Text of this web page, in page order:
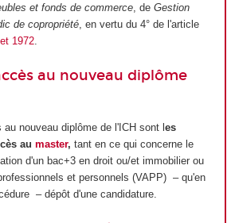
et fonds de commerce, de Gestion
de copropriété, en vertu du 4° de l'article
1972.
au nouveau diplôme
nouveau diplôme de l'ICH sont l es
au master, tant en ce qui concerne le
d'un bac+3 en droit ou/et immobilier ou
et personnels (VAPP) – qu'en
– dépôt d'une candidature.